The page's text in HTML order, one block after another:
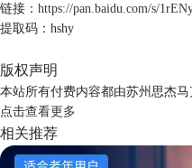
链接： https://pan.baidu.com/s/
提取码：hshy
版权声明
本站所有付费内容都由苏州思杰
点击查看更多
相关推荐